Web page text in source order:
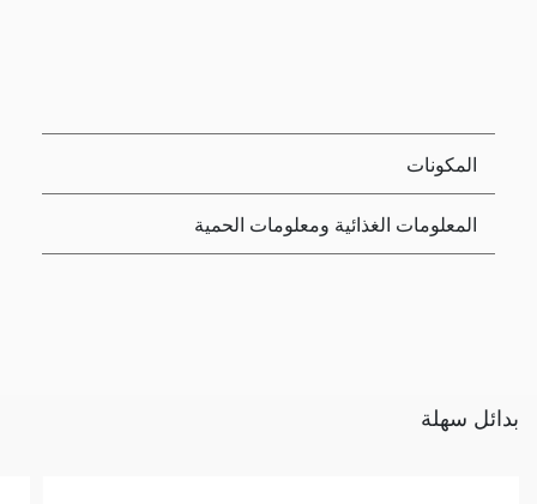
المكونات
المعلومات الغذائية ومعلومات الحمية
بدائل سهلة